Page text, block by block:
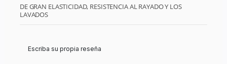
DE GRAN ELASTICIDAD, RESISTENCIA AL RAYADO Y LOS
LAVADOS
Escriba su propia reseña